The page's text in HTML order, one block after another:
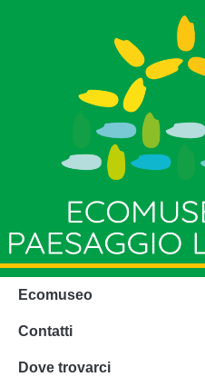
Ecomuseo
Contatti
Dove trovarci